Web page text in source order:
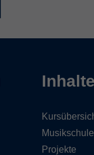
Musikschule
Projekte